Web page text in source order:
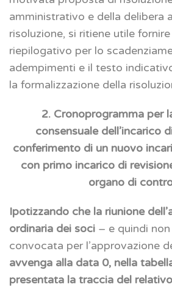
amministrativo e della delibera
risoluzione, si ritiene utile
riepilogativo per lo
adempimenti e il testo
la formalizzazione della
2. Cronoprogramma per
consensuale dell’incarico
conferimento di un nuovo
con primo incarico di
organo di
Ipotizzando che la riunione
ordinaria dei soci – e quindi
convocata per l’approvazione
avvenga alla data 0, nella
presentata la traccia del relativo